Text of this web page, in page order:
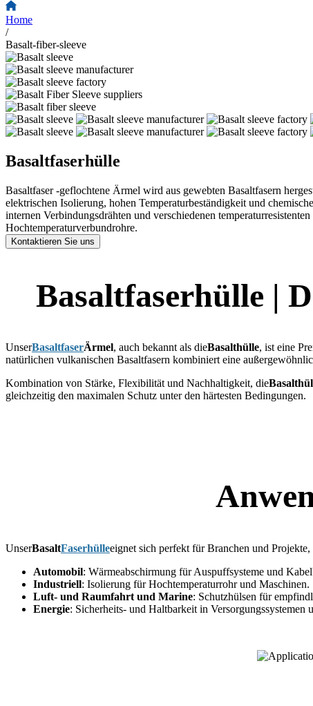
Home
/
Basalt-fiber-sleeve
Basaltfaserhülle
Basaltfaser -geflochtene Ärmel wird aus gewebten Basaltfasern
elektrischen Isolierung, hohen Temperaturbeständigkeit und
internen Verbindungsdrähten und verschiedenen
Hochtemperaturverbundrohre.
Kontaktieren Sie uns
Basaltfaserhülle |
UnserBasaltfaserÄrmel, auch bekannt als dieBasalthülle, ist eine
natürlichen vulkanischen Basaltfasern kombiniert eine
Kombination von Stärke, Flexibilität und Nachhaltigkeit, die
gleichzeitig den maximalen Schutz unter den härtesten Bedingungen.
UnserBasaltFaserhülleeignet sich perfekt für Branchen und
Automobil: Wärmeabschirmung für Auspuffsysteme und
Industriell: Isolierung für Hochtemperaturrohr und Maschinen.
Luft- und Raumfahrt und Marine: Schutzhülsen für
Energie: Sicherheits- und Haltbarkeit in Versorgungssystemen